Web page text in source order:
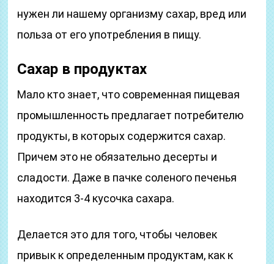
нужен ли нашему организму сахар, вред или
польза от его употребления в пищу.
Сахар в продуктах
Мало кто знает, что современная пищевая
промышленность предлагает потребителю
продукты, в которых содержится сахар.
Причем это не обязательно десерты и
сладости. Даже в пачке соленого печенья
находится 3-4 кусочка сахара.
Делается это для того, чтобы человек
привык к определенным продуктам, как к